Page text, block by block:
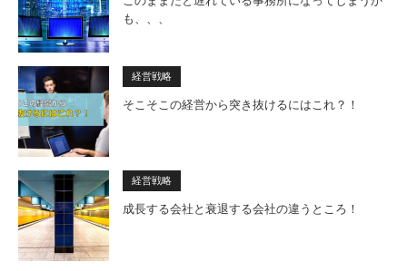
も、、、
経営戦略
そこそこの経営から突き抜けるにはこれ？！
経営戦略
成長する会社と衰退する会社の違うところ！